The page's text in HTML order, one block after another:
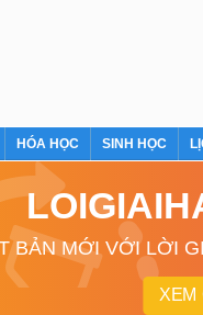
HÓA HỌC SINH HỌC
BẢN MỚI VỚI LỜI
XEM